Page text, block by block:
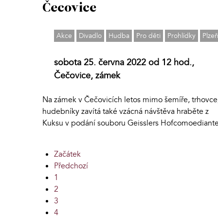
Čecovice
Akce Divadlo Hudba Pro děti Prohlídky
sobota 25. června 2022 od 12 hod.,
Čečovice, zámek
Na zámek v Čečovicích letos mimo šemíře,
hudebníky zavítá také vzácná návštěva hraběte z
Kuksu v podání souboru Geisslers
Začátek
Předchozí
1
2
3
4